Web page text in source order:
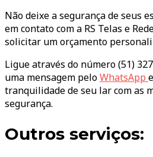
Não deixe a segurança de seus
em contato com a RS Telas e
solicitar um orçamento
Ligue através do número (51)
uma mensagem peloWhatsApp
tranquilidade de seu lar com as
segurança.
Outros serviços: